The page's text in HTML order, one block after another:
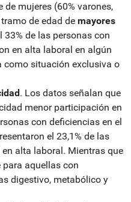
de mujeres (60% varones,
de edad de mayores
33% de las personas con
en alta laboral en algún
como situación exclusiva o
. Los datos señalan que
menor participación en
con deficiencias en el
el 23,1% de las
alta laboral. Mientras que
aquellas con
digestivo, metabólico y